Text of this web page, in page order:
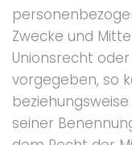
Zwecke und
Unionsrecht
vorgegeben, so
seiner